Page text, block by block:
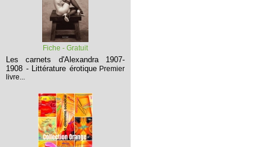
Fiche - Gratuit
Les carnets d'Alexandra 1907-
1908 - Littérature érotique Premier
livre...